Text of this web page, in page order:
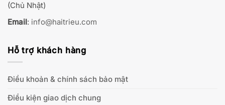
(Chủ Nhật)
Email: info@haitrieu.com
Hỗ trợ khách hàng
Điều khoản & chính sách bảo mật
Điều kiện giao dịch chung